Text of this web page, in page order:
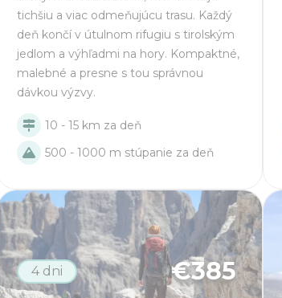
tichšiu a viac odmeňujúcu trasu. Každý
deň končí v útulnom rifugiu s tirolským
jedlom a výhľadmi na hory. Kompaktné,
malebné a presne s tou správnou
dávkou výzvy.
10 - 15 km za deň
500 - 1000 m stúpanie za deň
4 dni €385